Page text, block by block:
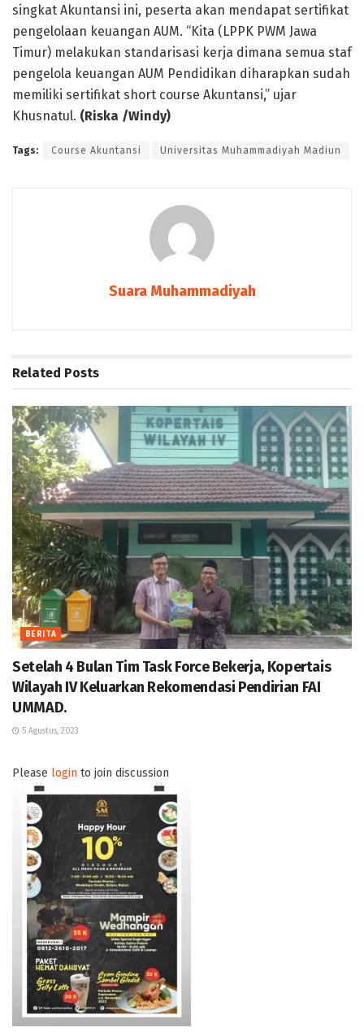
singkat Akuntansi ini, peserta akan mendapat sertifikat
pengelolaan keuangan AUM. “Kita (LPPK PWM Jawa
Timur) melakukan standarisasi kerja dimana semua staf
pengelola keuangan AUM Pendidikan diharapkan sudah
memiliki sertifikat short course Akuntansi,” ujar
Khusnatul. (Riska /Windy)
Tags: Course Akuntansi Universitas Muhammadiyah Madiun
Suara Muhammadiyah
Related Posts
BERITA
Setelah 4 Bulan Tim Task Force Bekerja, Kopertais
Wilayah IV Keluarkan Rekomendasi Pendirian FAI
UMMAD.
5 Agustus, 2023
Please login to join discussion